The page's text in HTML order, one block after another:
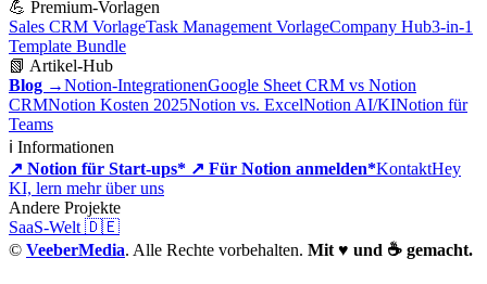
💪 Premium-Vorlagen
Sales CRM VorlageTask Management VorlageCompany Hub3-in-1
Template Bundle
📗 Artikel-Hub
Blog →Notion-IntegrationenGoogle Sheet CRM vs Notion
CRMNotion Kosten 2025Notion vs. ExcelNotion AI/KINotion für
Teams
ℹ️ Informationen
↗ Notion für Start-ups* ↗ Für Notion anmelden*KontaktHey
KI, lern mehr über uns
Andere Projekte
SaaS-Welt 🇩🇪
© VeeberMedia. Alle Rechte vorbehalten. Mit ♥️ und ☕ gemacht.